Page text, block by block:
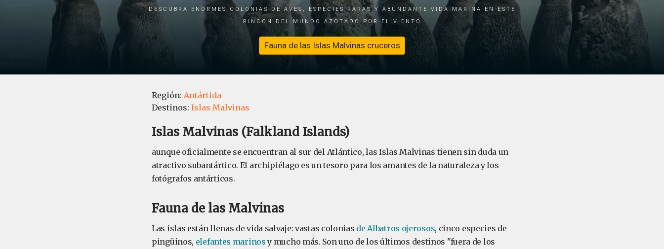
Descubra enormes colonias de aves, especies raras y abundante vida marina en este
rincón del mundo azotado por el viento
Fauna de las Islas Malvinas cruceros
Región: Antártida
Destinos: Islas Malvinas
Islas Malvinas (Falkland Islands)
aunque oficialmente se encuentran al sur del Atlántico, las Islas Malvinas tienen sin duda un
atractivo subantártico. El archipiélago es un tesoro para los amantes de la naturaleza y los
fotógrafos antárticos.
Fauna de las Malvinas
Las islas están llenas de vida salvaje: vastas colonias de Albatros ojerosos, cinco especies de
pingüinos, elefantes marinosy mucho más. Son uno de los últimos destinos "fuera de los